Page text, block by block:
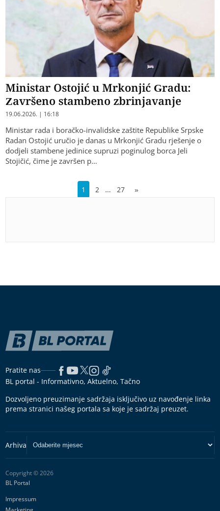
Ministar Ostojić u Mrkonjić Gradu:
Završeno stambeno zbrinjavanje
19.06.2026. | 16:18
Ministar rada i boračko-invalidske zaštite Republike Srpske
Radan Ostojić uručio je danas u Mrkonjić Gradu rješenje o
dodjeli stambene jedinice supruzi poginulog borca Jeli
Stojičić, čime je završen p…
1 2 … 27 »
Pratite nas
BL portal - Informativno, Aktuelno, Tačno
Dozvoljeno preuzimanje sadržaja isključivo uz navođenje linka
prema stranici našeg portala sa koje je sadržaj preuzet.
Copyright © 2026
BL Portal
Impressum